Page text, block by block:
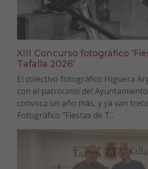
XIII Concurso fotográfico
Tafalla 2026’
El colectivo fotográfico Higuera
con el patrocinio del
convoca un año más, y ya van
Fotográfico “Fiestas de T...